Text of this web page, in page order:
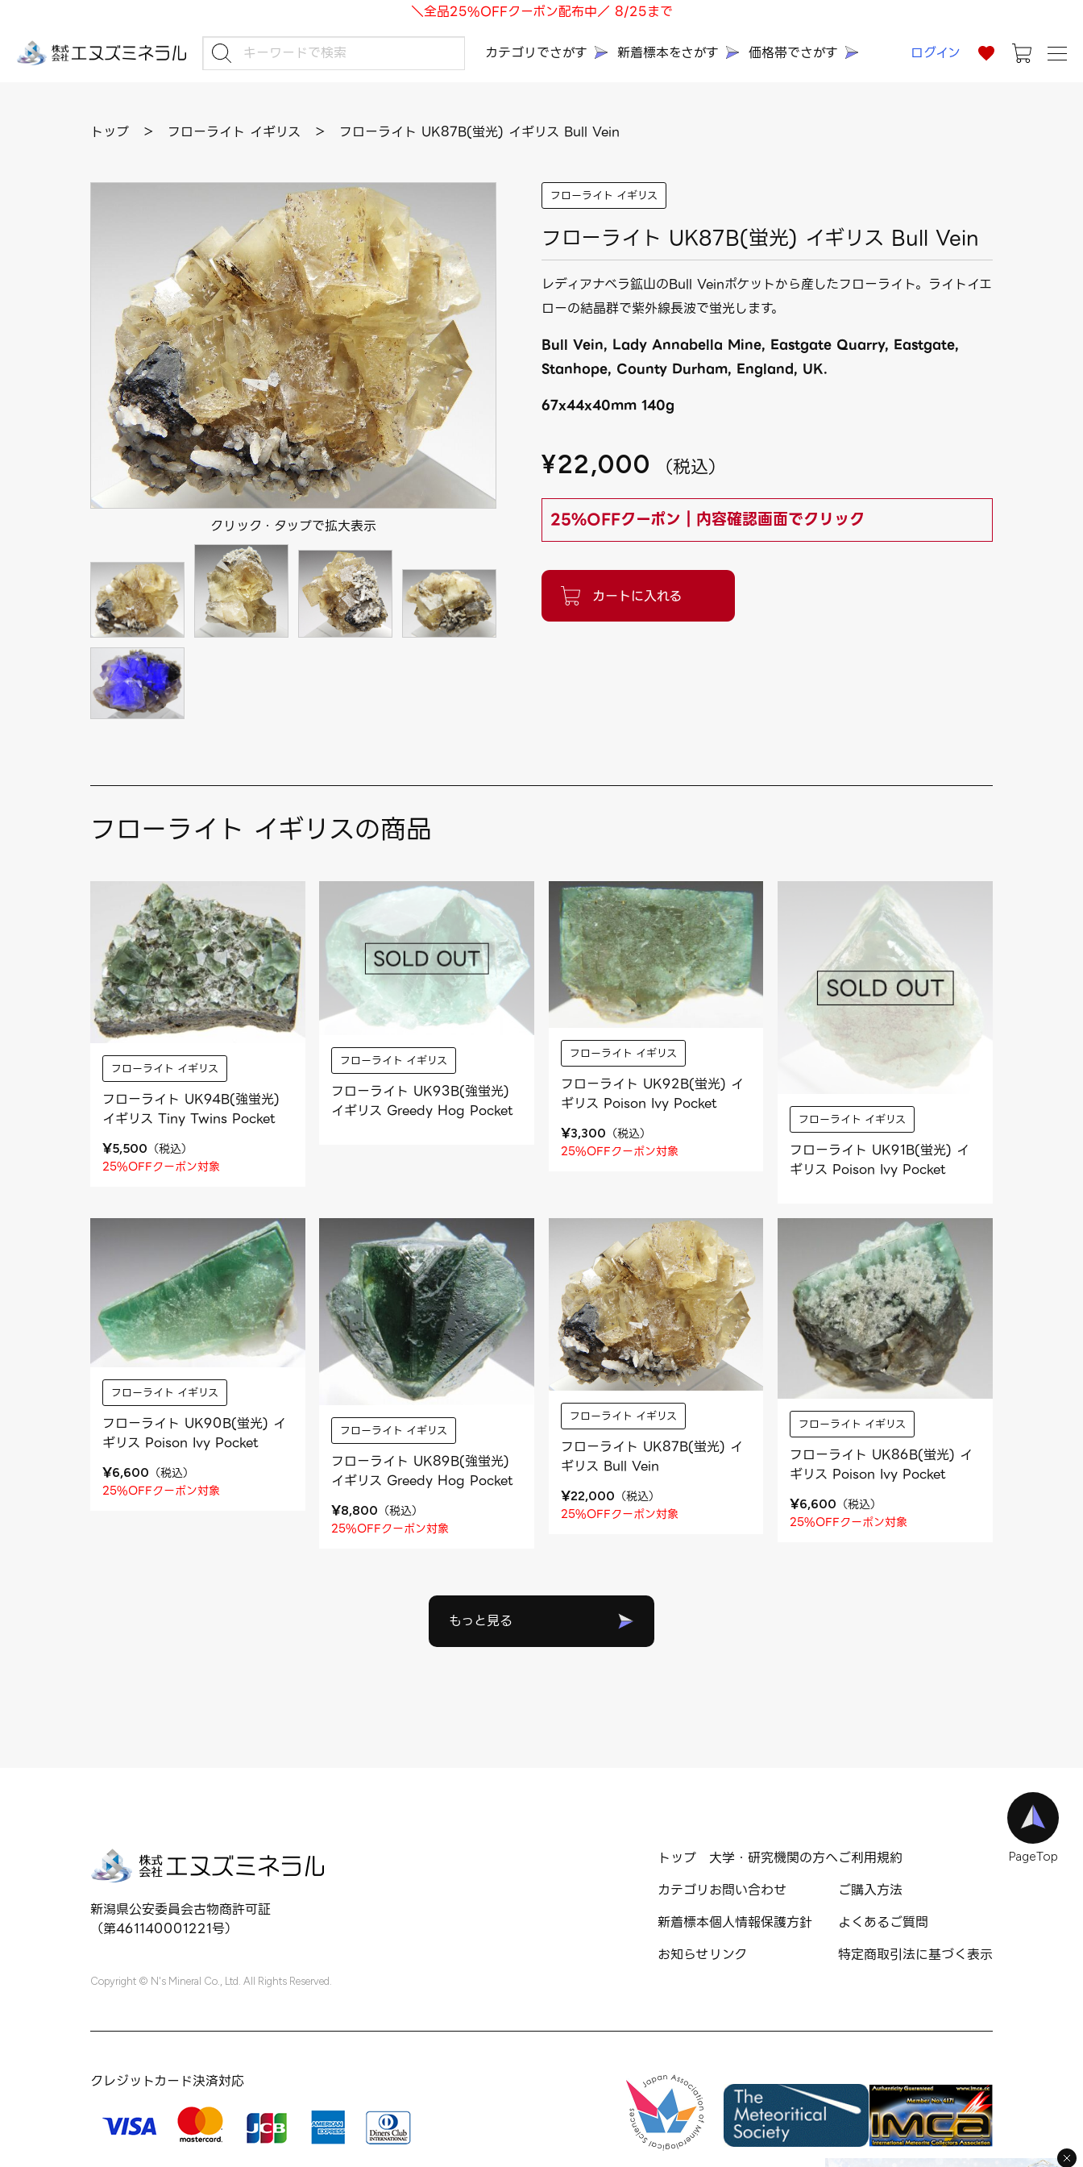
＼全品25%OFFクーポン配布中／ 8/25まで
カテゴリでさがす 新着標本をさがす 価格帯でさがす ログイン
トップ ＞ フローライト イギリス ＞ フローライト UK87B(蛍光) イギリス Bull Vein
クリック・タップで拡大表示
フローライト イギリス
フローライト UK87B(蛍光) イギリス Bull Vein
レディアナベラ鉱山のBull Veinポケットから産したフローライト。ライトイエ
ローの結晶群で紫外線長波で蛍光します。
Bull Vein, Lady Annabella Mine, Eastgate Quarry, Eastgate,
Stanhope, County Durham, England, UK.
67x44x40mm 140g
¥22,000 （税込）
25%OFFクーポン｜内容確認画面でクリック
フローライト イギリスの商品
フローライト イギリス
フローライト UK94B(強蛍光)
イギリス Tiny Twins Pocket
¥5,500 （税込）
25%OFFクーポン対象
フローライト イギリス
フローライト UK93B(強蛍光)
イギリス Greedy Hog Pocket
フローライト イギリス
フローライト UK92B(蛍光) イ
ギリス Poison Ivy Pocket
¥3,300 （税込）
25%OFFクーポン対象
フローライト イギリス
フローライト UK91B(蛍光) イ
ギリス Poison Ivy Pocket
フローライト イギリス
フローライト UK90B(蛍光) イ
ギリス Poison Ivy Pocket
¥6,600 （税込）
25%OFFクーポン対象
フローライト イギリス
フローライト UK89B(強蛍光)
イギリス Greedy Hog Pocket
¥8,800 （税込）
25%OFFクーポン対象
フローライト イギリス
フローライト UK87B(蛍光) イ
ギリス Bull Vein
¥22,000 （税込）
25%OFFクーポン対象
フローライト イギリス
フローライト UK86B(蛍光) イ
ギリス Poison Ivy Pocket
¥6,600 （税込）
25%OFFクーポン対象
もっと見る
PageTop
新潟県公安委員会古物商許可証
（第461140001221号）
Copyright © N's Mineral Co., Ltd. All Rights Reserved.
トップ
カテゴリ
新着標本
お知らせ
大学・研究機関の方へ
お問い合わせ
個人情報保護方針
リンク
ご利用規約
ご購入方法
よくあるご質問
特定商取引法に基づく表示
クレジットカード決済対応